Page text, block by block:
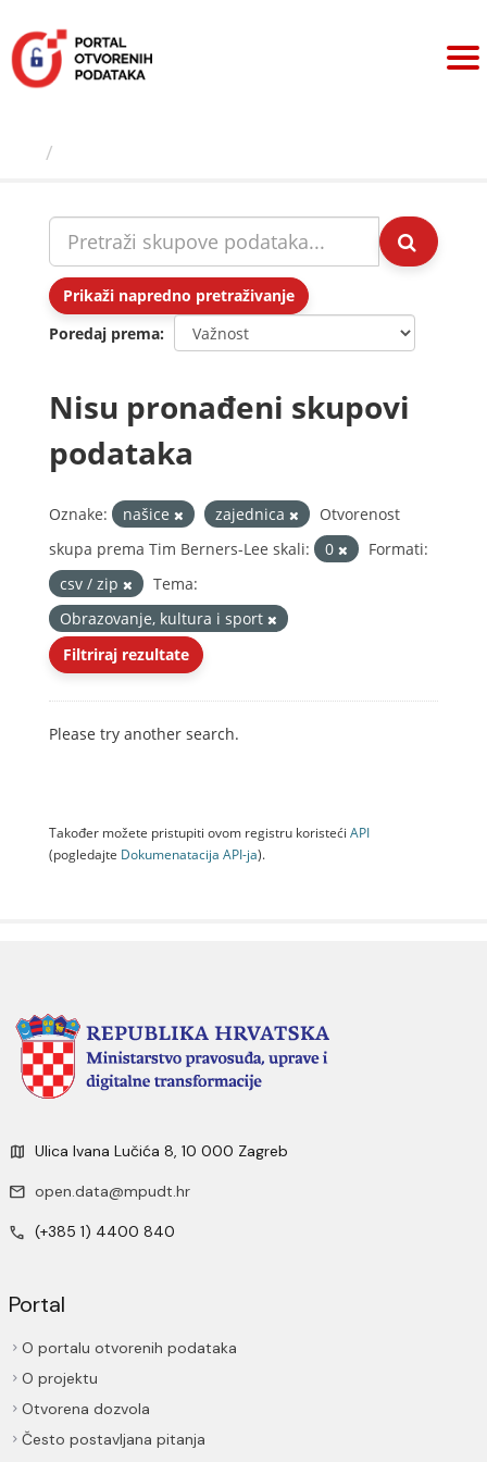
sadržaj
Prikaži napredno pretraživanje
Poredaj prema
Nisu pronađeni skupovi
podataka
Oznake: našice zajednica
Otvorenost
skupa prema Tim Berners-Lee skali:
0
Formati:
csv / zip
Tema:
Obrazovanje, kultura i sport
Filtriraj rezultate
Please try another search.
Također možete pristupiti ovom registru koristeći API
(pogledajte Dokumenаtаcijа API-jа).